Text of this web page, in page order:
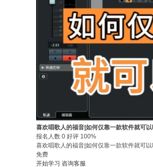
喜欢唱歌人的福音|如何仅靠一款软件就可以
报名人数 0 好评 100%
喜欢唱歌人的福音|如何仅靠一款软件就可
免费
开始学习 咨询客服